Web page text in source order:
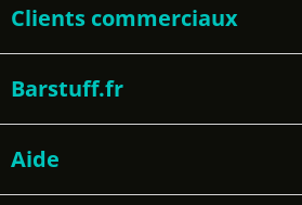
Clients commerciaux
Barstuff.fr
Aide